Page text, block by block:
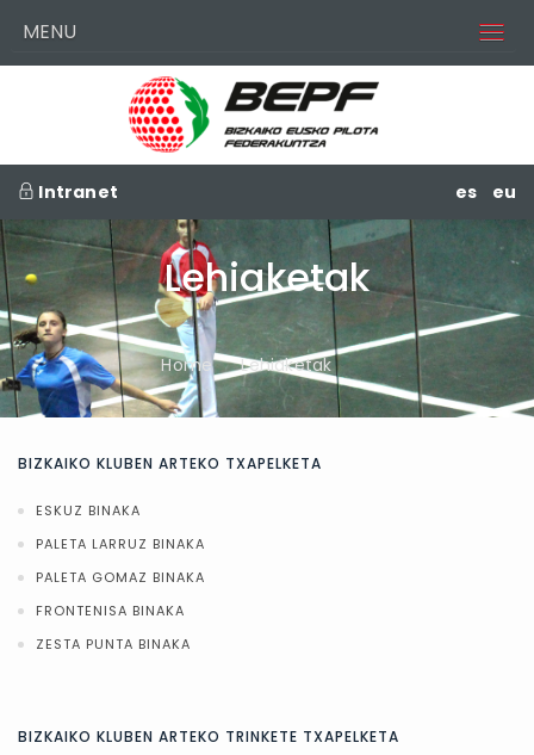
MENU
Intranet es eu
Lehiaketak
Home Lehiaketak
BIZKAIKO KLUBEN ARTEKO TXAPELKETA
ESKUZ BINAKA
PALETA LARRUZ BINAKA
PALETA GOMAZ BINAKA
FRONTENISA BINAKA
ZESTA PUNTA BINAKA
BIZKAIKO KLUBEN ARTEKO TRINKETE TXAPELKETA